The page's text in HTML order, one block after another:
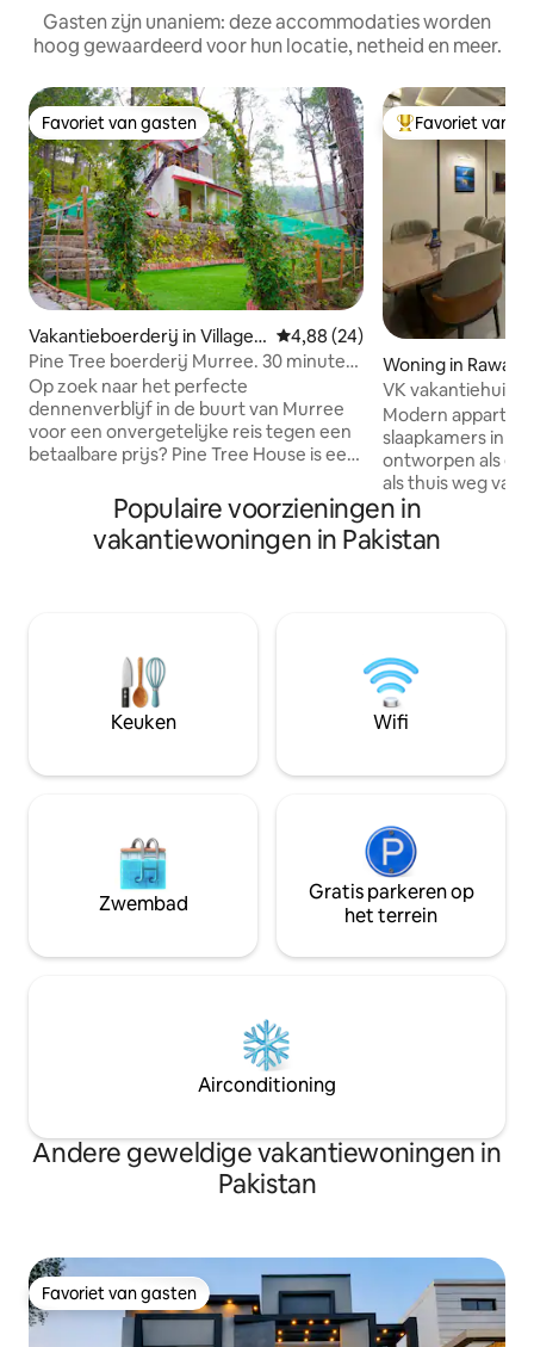
Gasten zijn unaniem: deze accommodaties worden
hoog gewaardeerd voor hun locatie, netheid en meer.
Favoriet van gasten
Favoriet van gasten
Vakantieboerderij in Village
Karore
Gemiddelde beoordeling van
4,88 (24)
Pine Tree boerderij Murree. 30 minuten
van Islamabad
Op zoek naar het perfecte
dennenverblijf in de buurt van Murree
voor een onvergetelijke reis tegen een
betaalbare prijs? Pine Tree House is een
omringd door dennenbomen, de open
lucht en frisse lucht. Geniet van een
privébalkon, uitzicht op de vallei, een
een rustig maar toegankelijk uitstapje
naar een heuvelstation. 📍 Lower Topa
(29 km) | Simly-dam (19 km) | Stoeltjeslift
Patriata (14 km)
Topfavoriet van
Favoriet van
Woning in
VK
Bahria
Modern
slaapkamers in
ontworpen als
als thuis weg van
tintje en 5 ⭐️
slaapkamer heeft
eigen moderne
keuken, een
24/7 warm water. Veilige, omheinde
gemeenschap
omheining aan
Populaire voorzieningen in
vakantiewoningen in Pakistan
Keuken Wifi
Zwembad
Gratis parkeren op
het terrein
Airconditioning
Andere geweldige vakantiewoningen in
Pakistan
Favoriet van gasten
Favoriet van gasten